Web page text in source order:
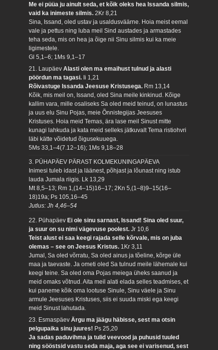
Me ei püüa ju ainult seda, et kõik oleks hea Issanda silmis,
vaid ka inimeste silmis.2Kr 8,21
Sina, Issand, oled ustav ja usaldusväärne. Hoia meist eemal
vale ja pettus ning luba meil Sind austades ja armastades
teha seda, mis on hea ja õige nii Sinu silmis kui ka meie
ligimestele.
Gl 5,1–6; 1Ms 9,1–17
21. LaupäevAlasti olen ma emaihust tulnud ja alasti
pöördun ma tagasi. Ii 1,21
Rõivastuge Issanda Jeesuse Kristusega. Rm 13,14
Kõik, mis meil on, Issand, oled Sina meile kinkinud. Kõige
kallim vara, mille osaliseks Sa oled meid teinud, on lunastus
ja uus elu Sinu Pojas, meie Õnnistegijas Jeesuses
Kristuses. Hoia meid Temas, ära lase meil Sinust mitte
kunagi lahkuda ja kata meid selleks jätkuvalt Tema ristiohvri
läbi kätte võidetud õigusekuuega.
5Ms 33,1–4(7.12–16); 1Ms 9,18–28
3. PÜHAPÄEV PÄRAST KOLMEKUNINGAPÄEVA
Inimesi tuleb idast ja läänest, põhjast ja lõunast ning istub
lauda Jumala riigis. Lk 13,29
Mt 8,5–13; Rm 1,(14–15)16–17; 2Kn 5,(1–8)9–15(16–
18)19a; Ps 105,16–45
Jutlus: Jh 4,46–54
22. PühapäevEi ole sinu sarnast, Issand! Sina oled suur,
ja suur on su nimi vägevuse poolest.Jr 10,6
Teist alust ei saa keegi rajada selle kõrvale, mis on juba
olemas – see on Jeesus Kristus. 1Kr 3,11
Jumal, Sa oled võrratu, Sa oled ainus ja tõeline, kõrge üle
maa ja taevaste. Ja ometi oled Sa tulnud meile lähemale kui
keegi teine. Sa oled oma Pojas meiega üheks saanud ja
meid omaks võtnud. Aita meil alati elada selles teadmises, et
kui paneme kõik oma lootuse Sinule, Sinu väele ja Sinu
armule Jeesuses Kristuses, siis ei suuda miski ega keegi
meid Sinust lahutada.
23. EsmaspäevÄrgu ma jäägu häbisse, sest ma otsin
pelgupaika sinu juures! Ps 25,20
Ja sadas paduvihma ja tulid veevood ja puhusid tuuled
ning sööstsid vastu seda maja, aga see ei varisenud, sest